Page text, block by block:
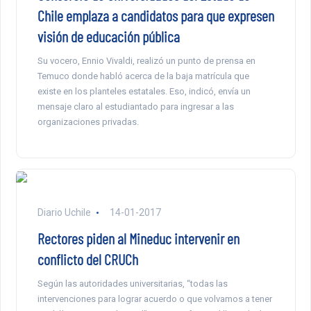
Chile emplaza a candidatos para que expresen
visión de educación pública
Su vocero, Ennio Vivaldi, realizó un punto de prensa en
Temuco donde habló acerca de la baja matrícula que
existe en los planteles estatales. Eso, indicó, envía un
mensaje claro al estudiantado para ingresar a las
organizaciones privadas.
Diario Uchile 14-01-2017
Rectores piden al Mineduc intervenir en
conflicto del CRUCh
Según las autoridades universitarias, “todas las
intervenciones para lograr acuerdo o que volvamos a tener